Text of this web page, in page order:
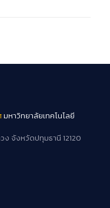
มหาวิทยาลัยเทคโนโลยี
จังหวัดปทุมธานี 12120